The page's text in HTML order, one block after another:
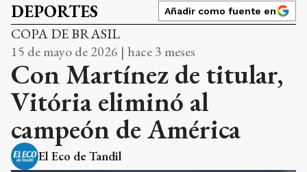
DEPORTES Añadir como fuente en
COPA DE BRASIL
15 de mayo de 2026 | hace 3 meses
Con Martínez de titular,
Vitória eliminó al
campeón de América
El Eco de Tandil